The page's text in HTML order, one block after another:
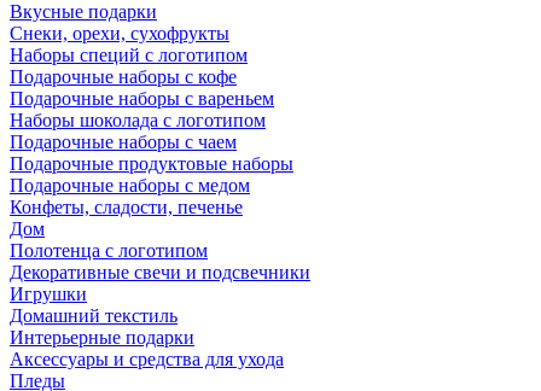
Вкусные подарки
Снеки, орехи, сухофрукты
Наборы специй с логотипом
Подарочные наборы с кофе
Подарочные наборы с вареньем
Наборы шоколада с логотипом
Подарочные наборы с чаем
Подарочные продуктовые наборы
Подарочные наборы с медом
Конфеты, сладости, печенье
Дом
Полотенца с логотипом
Декоративные свечи и подсвечники
Игрушки
Домашний текстиль
Интерьерные подарки
Аксессуары и средства для ухода
Пледы